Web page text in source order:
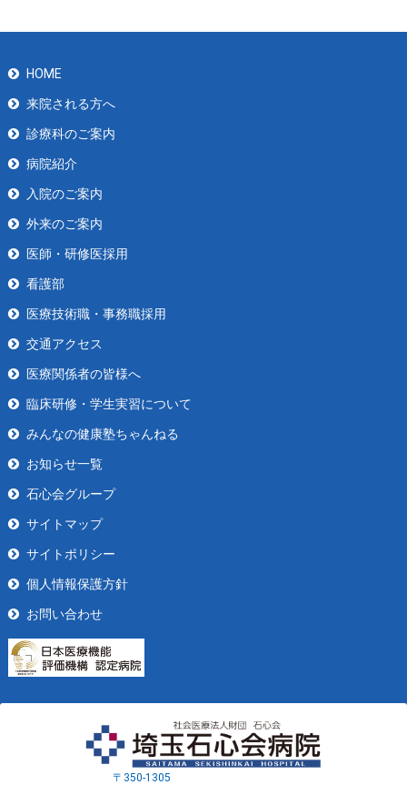
HOME
来院される方へ
診療科のご案内
病院紹介
入院のご案内
外来のご案内
医師・研修医採用
看護部
医療技術職・事務職採用
交通アクセス
医療関係者の皆様へ
臨床研修・学生実習について
みんなの健康塾ちゃんねる
お知らせ一覧
石心会グループ
サイトマップ
サイトポリシー
個人情報保護方針
お問い合わせ
〒350-1305